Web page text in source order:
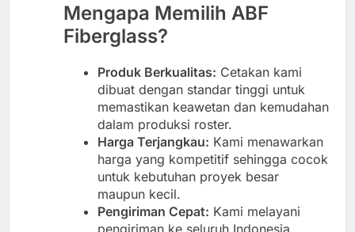
Mengapa Memilih ABF
Fiberglass?
Produk Berkualitas: Cetakan kami
dibuat dengan standar tinggi untuk
memastikan keawetan dan kemudahan
dalam produksi roster.
Harga Terjangkau: Kami menawarkan
harga yang kompetitif sehingga cocok
untuk kebutuhan proyek besar
maupun kecil.
Pengiriman Cepat: Kami melayani
pengiriman ke seluruh Indonesia,